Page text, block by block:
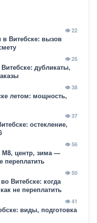
👁 22
в Витебске: вызов
👁 25
дубликаты,
👁 38
летом: мощность,
👁 37
остекление,
👁 56
М8, центр, зима —
переплатить
👁 50
Витебске: когда
не переплатить
👁 41
виды, подготовка